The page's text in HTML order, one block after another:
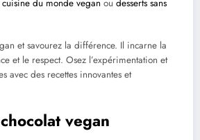
cuisine du monde vegan ou desserts sans
et savourez la différence. Il incarne la
et le respect. Osez l’expérimentation et
avec des recettes innovantes et
vegan